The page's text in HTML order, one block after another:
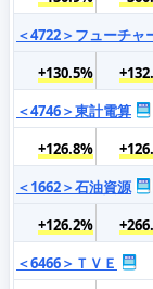
＜4722＞フューチャ
+130.5%
＜4746＞東計電算
+126.8%
＜1662＞石油資源
+126.2%
＜6466＞ＴＶＥ